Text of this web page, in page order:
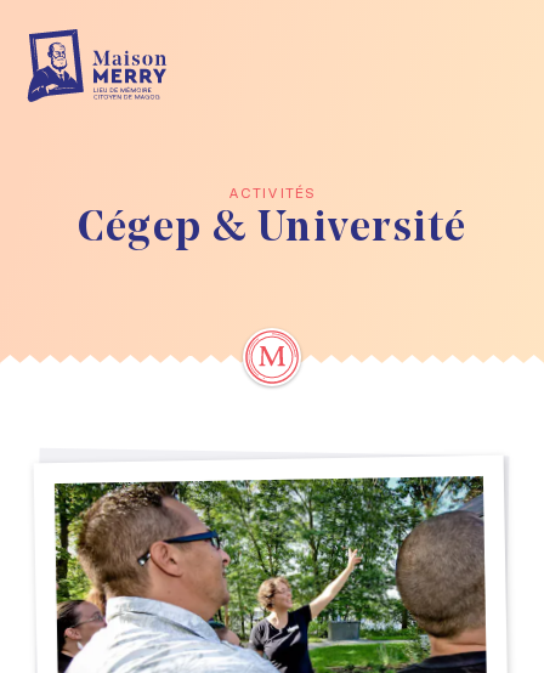
ACTIVITÉS
Cégep & Université